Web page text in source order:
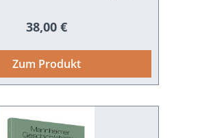
interessanten Zugang zur
Die Lektüre jedes Bandes
orientierten Durchgang
Kirchengeschichte
20. Jahrhunderts aus einer
Regulärer Preis:
38,00 €
Zum Produkt